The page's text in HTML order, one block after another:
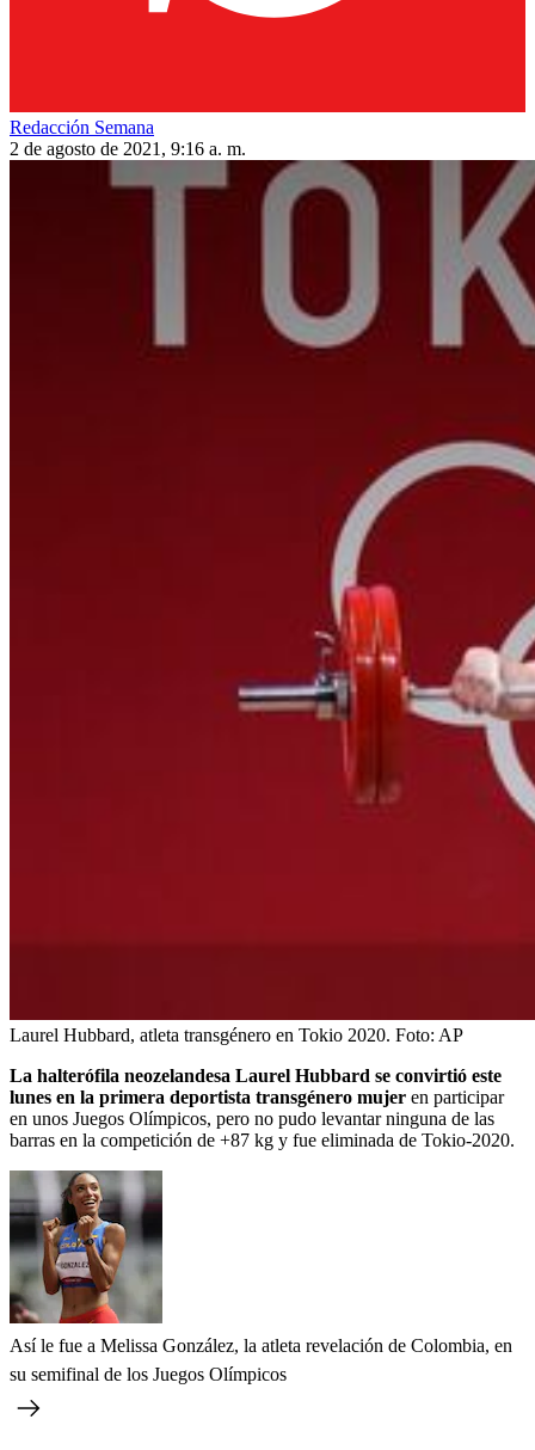
Redacción Semana
2 de agosto de 2021, 9:16 a. m.
Laurel Hubbard, atleta transgénero en Tokio 2020. Foto: AP
La halterófila neozelandesa Laurel Hubbard se convirtió este
lunes en la primera deportista transgénero mujer en participar
en unos Juegos Olímpicos, pero no pudo levantar ninguna de las
barras en la competición de +87 kg y fue eliminada de Tokio-2020.
Así le fue a Melissa González, la atleta revelación de Colombia, en
su semifinal de los Juegos Olímpicos